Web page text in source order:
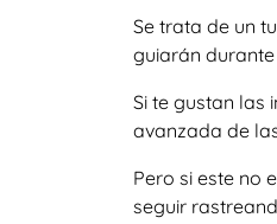
Se trata de un
guiarán
Si te gustan las
avanzada de
Pero si este no
seguir